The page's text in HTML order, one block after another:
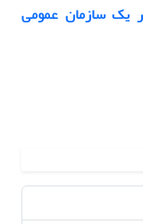
یک سازمان عمومی